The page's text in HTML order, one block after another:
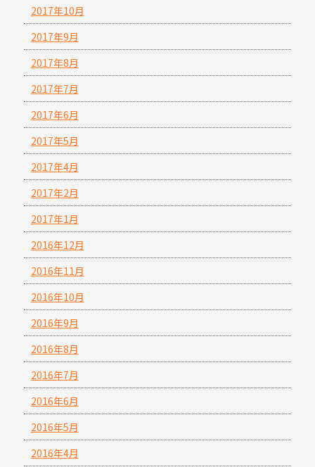
2017年10月
2017年9月
2017年8月
2017年7月
2017年6月
2017年5月
2017年4月
2017年2月
2017年1月
2016年12月
2016年11月
2016年10月
2016年9月
2016年8月
2016年7月
2016年6月
2016年5月
2016年4月